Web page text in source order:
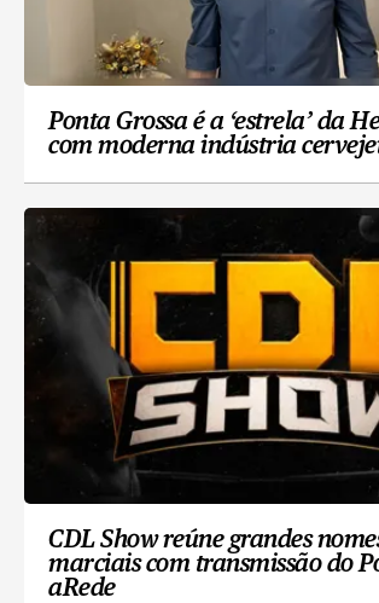
Ponta Grossa é a ‘estrela’ da
com moderna indústria
CDL Show reúne grandes
marciais com transmissão do
aRede